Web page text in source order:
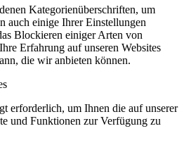
Kategorienüberschriften, um
auch einige Ihrer Einstellungen
Blockieren einiger Arten von
Erfahrung auf unseren Websites
die wir anbieten können.
erforderlich, um Ihnen die auf unserer
und Funktionen zur Verfügung zu